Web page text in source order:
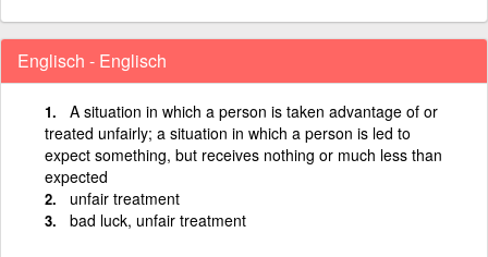
Englisch - Englisch
A situation in which a person is taken advantage of or
treated unfairly; a situation in which a person is led to
expect something, but receives nothing or much less than
expected
unfair treatment
bad luck, unfair treatment